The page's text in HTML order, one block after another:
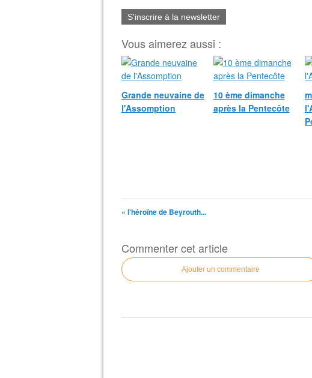
S'inscrire à la newsletter
Vous aimerez aussi :
Grande neuvaine de
l'Assomption
10 ème dimanche
après la Pentecôte
« l'héroïne de Beyrouth...
Commenter cet article
Ajouter un commentaire